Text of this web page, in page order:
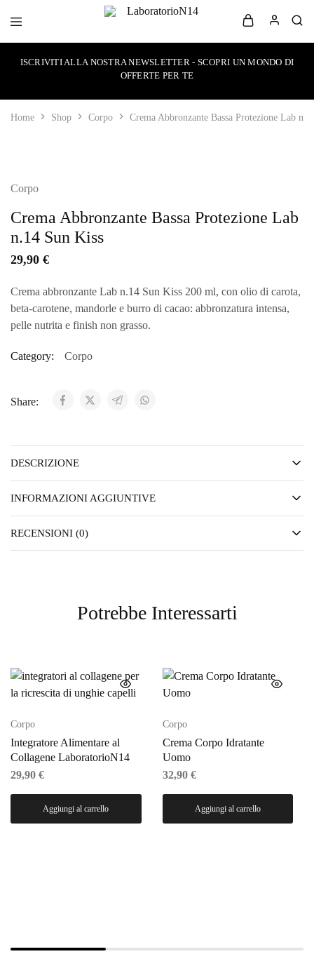
LaboratorioN14
your
make-
ISCRIVITI ALLA NOSTRA NEWSLETTER - SCOPRI UN MONDO DI
OFFERTE PER TE
Home Shop Corpo Crema Abbronzante Bassa Protezione Lab
Corpo
Crema Abbronzante Bassa Protezione Lab
n.14 Sun Kiss
29,90 €
Crema abbronzante Lab n.14 Sun Kiss 200 ml, con olio di carota,
beta-carotene, mandorle e burro di cacao: abbronzatura intensa,
pelle nutrita e finish non grasso.
Category: Corpo
Share:
DESCRIZIONE
INFORMAZIONI AGGIUNTIVE
RECENSIONI (0)
Potrebbe Interessarti
Corpo
Integratore Alimentare al
Collagene LaboratorioN14
29,90 €
Aggiungi al carrello
Corpo
Crema Corpo Idratante
Uomo
32,90 €
Aggiungi al carrello